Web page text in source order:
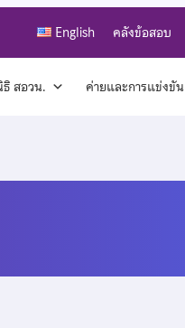
English คลังข้อสอบ
สอวน. ค่ายและการแข่งขัน